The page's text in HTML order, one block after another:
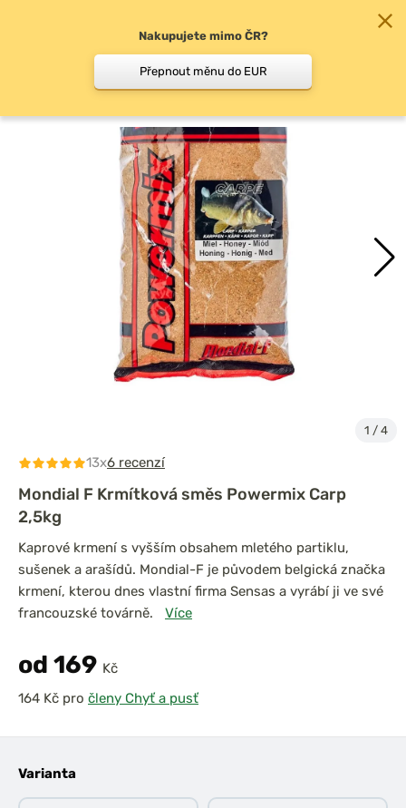
Krmítkové směsi
1 / 4
13x6 recenzí
Mondial F Krmítková směs Powermix Carp
2,5kg
Kaprové krmení s vyšším obsahem mletého partiklu,
sušenek a arašídů. Mondial-F je původem belgická značka
krmení, kterou dnes vlastní firma Sensas a vyrábí ji ve své
francouzské továrně.
Více
od 169 Kč
pro členy Chyť a pusť
Varianta
Nakupujete mimo ČR?
Přepnout měnu do EUR